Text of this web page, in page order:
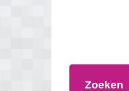
Zoeken